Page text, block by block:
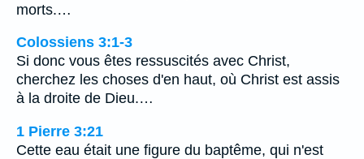
morts.…
Colossiens 3:1-3
Si donc vous êtes ressuscités avec Christ,
cherchez les choses d'en haut, où Christ est assis
à la droite de Dieu.…
1 Pierre 3:21
Cette eau était une figure du baptême, qui n'est